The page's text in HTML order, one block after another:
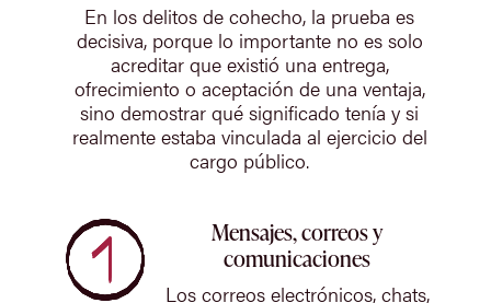
En los delitos de cohecho, la prueba es
decisiva, porque lo importante no es solo
acreditar que existió una entrega,
ofrecimiento o aceptación de una ventaja,
sino demostrar qué significado tenía y si
realmente estaba vinculada al ejercicio del
cargo público.
Mensajes, correos y
comunicaciones
Los correos electrónicos, chats,